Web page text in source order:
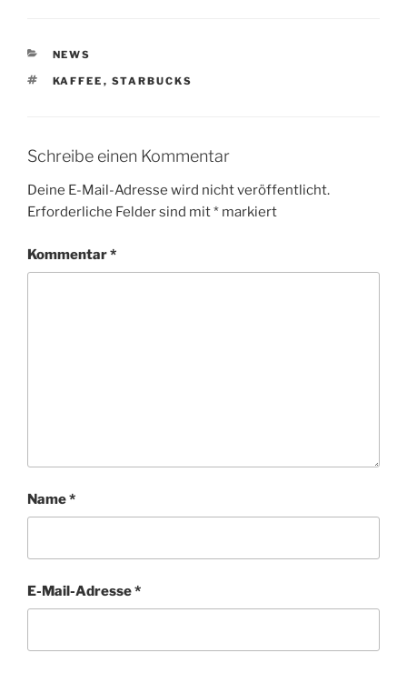
KATEGORIEN
NEWS
SCHLAGWÖRTER
KAFFEE , STARBUCKS
Schreibe einen Kommentar
Deine E-Mail-Adresse wird nicht veröffentlicht.
Erforderliche Felder sind mit* markiert
Kommentar*
Name*
E-Mail-Adresse*